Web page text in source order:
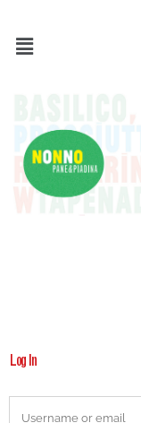
Log In